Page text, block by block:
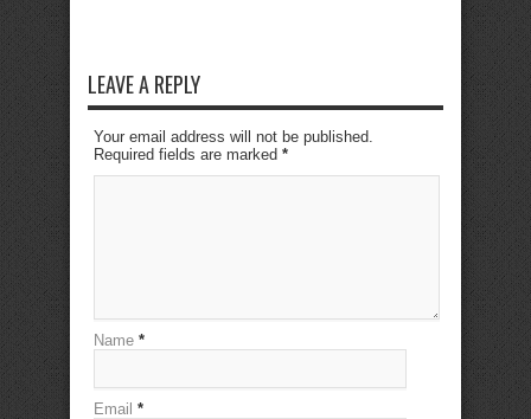
LEAVE A REPLY
Your email address will not be published.
Required fields are marked *
Name *
Email *